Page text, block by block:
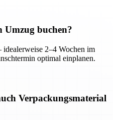
Umzug buchen?
2–4 Wochen im
optimal einplanen.
Verpackungsmaterial